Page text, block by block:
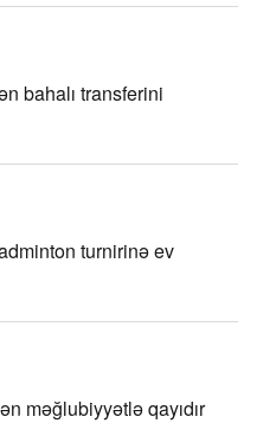
bahalı transferini
turnirinə ev
məğlubiyyətlə qayıdır